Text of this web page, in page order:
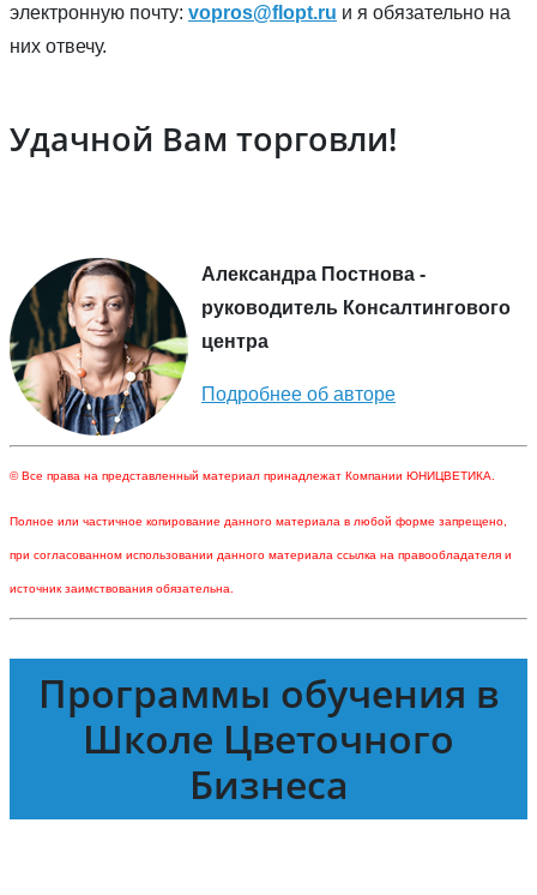
электронную почту: vopros@flopt.ru и я обязательно на
них отвечу.
Удачной Вам торговли!
Александра Постнова -
руководитель Консалтингового
центра
Подробнее об авторе
© Все права на представленный материал принадлежат Компании ЮНИЦВЕТИКА.
Полное или частичное копирование данного материала в любой форме запрещено,
при согласованном использовании данного материала ссылка на правообладателя и
источник заимствования обязательна.
Программы обучения в
Школе Цветочного
Бизнеса